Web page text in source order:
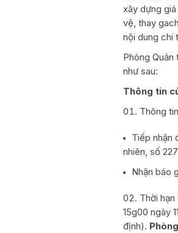
xây dựng
vệ, thay
nội dung chi
Phòng
như sau:
Thông tin
Thông
Tiếp nhận
nhiên, số
Nhận báo
Thời
15g00 ngày
định).